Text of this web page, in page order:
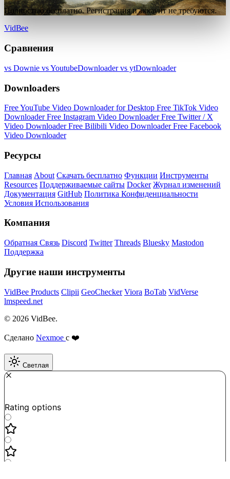
Полностью бесплатно. Регистрация и аккаунт не требуются.
VidBee
Сравнения
vs Downie vs YoutubeDownloadervs ytDownloader
Downloaders
Free YouTube Video Downloader for Desktop Free TikTok Video
DownloaderFree Instagram Video DownloaderFree Twitter / X
Video DownloaderFree Bilibili Video DownloaderFree Facebook
Video Downloader
Ресурсы
Главная About Скачать бесплатно Функции Инструменты
Resources Поддерживаемые сайты Docker Журнал изменений
Документация GitHub Политика Конфиденциальности
Условия Использования
Компания
Обратная Связь Discord Twitter Threads Bluesky Mastodon
Поддержка
Другие наши инструменты
VidBee Products Clipii GeoChecker Viora BoTab VidVerse
lmspeed.net
© 2026 VidBee.
Сделано Nexmoe с ❤️
Светлая
Rating options